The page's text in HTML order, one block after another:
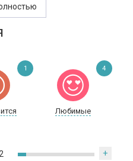
абрикос и яркий
легкий и свежий старт.
роскошная смесь
нотки элегантности и
Dahlia Divin Eau de Parfum
древесина, которые придают
Общий эффект аромата - это
идеально подойдет для тех,
Любимые
1 4
2 +